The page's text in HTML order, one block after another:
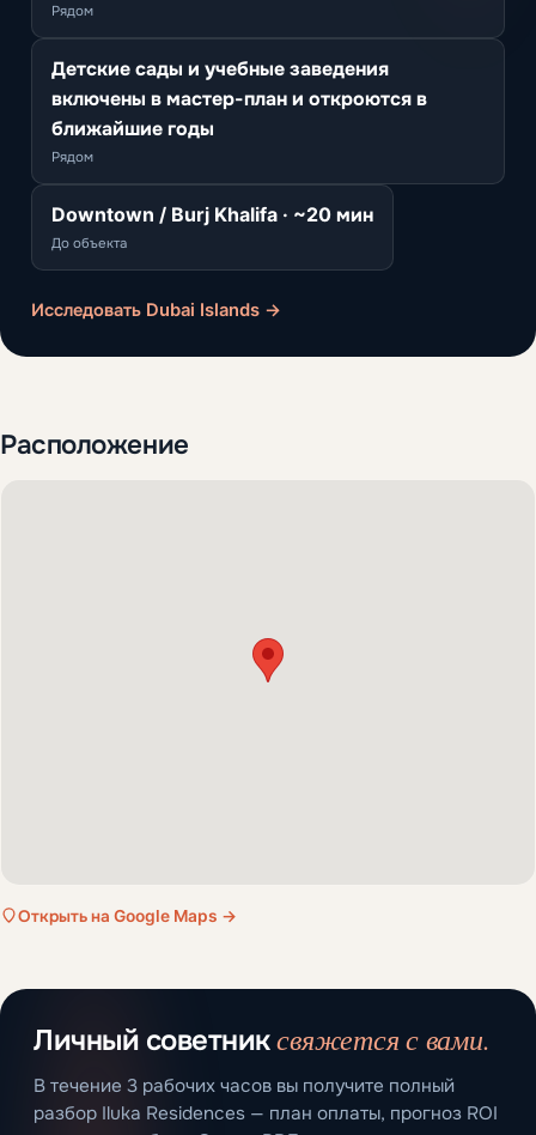
Рядом
Детские сады и учебные заведения
включены в мастер-план и откроются в
ближайшие годы
Рядом
Downtown / Burj Khalifa · ~20 мин
До объекта
Исследовать Dubai Islands →
Расположение
Открыть на Google Maps →
Личный советниксвяжется с вами.
В течение 3 рабочих часов вы получите полный
разбор Iluka Residences — план оплаты, прогноз ROI